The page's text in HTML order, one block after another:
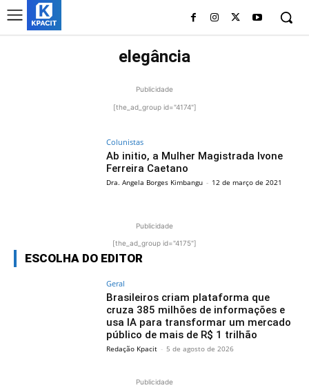
elegância
Publicidade
[the_ad_group id="4174"]
Colunistas
Ab initio, a Mulher Magistrada Ivone
Ferreira Caetano
Dra. Angela Borges Kimbangu - 12 de março de 2021
Publicidade
[the_ad_group id="4175"]
ESCOLHA DO EDITOR
Geral
Brasileiros criam plataforma que
cruza 385 milhões de informações e
usa IA para transformar um mercado
público de mais de R$ 1 trilhão
Redação Kpacit - 5 de agosto de 2026
Publicidade